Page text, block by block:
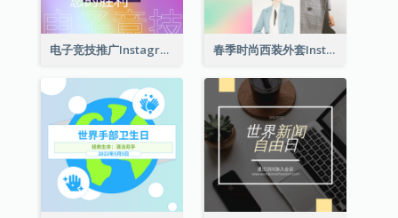
电子竞技推广Instagram帖子 春季时尚西装外套Instagram帖子